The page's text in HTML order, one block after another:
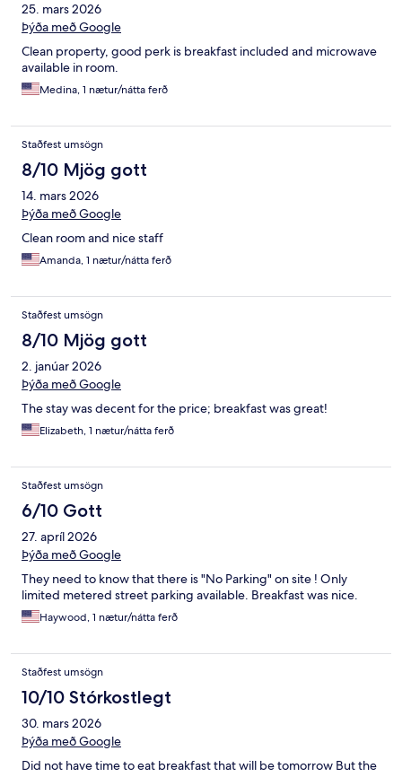
25. mars 2026
Þýða með Google
Clean property, good perk is breakfast included and microwave
available in room.
Medina, 1 nætur/nátta ferð
Staðfest umsögn
8/10 Mjög gott
14. mars 2026
Þýða með Google
Clean room and nice staff
Amanda, 1 nætur/nátta ferð
Staðfest umsögn
8/10 Mjög gott
2. janúar 2026
Þýða með Google
The stay was decent for the price; breakfast was great!
Elizabeth, 1 nætur/nátta ferð
Staðfest umsögn
6/10 Gott
27. apríl 2026
Þýða með Google
They need to know that there is "No Parking" on site ! Only
limited metered street parking available. Breakfast was nice.
Haywood, 1 nætur/nátta ferð
Staðfest umsögn
10/10 Stórkostlegt
30. mars 2026
Þýða með Google
Did not have time to eat breakfast that will be tomorrow But the